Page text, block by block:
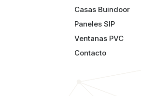
Casas Buindoor
Paneles SIP
Ventanas PVC
Contacto